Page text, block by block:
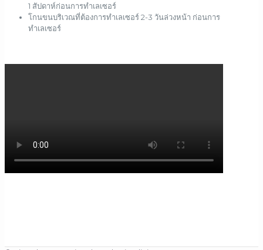
1 สัปดาห์ก่อนการทำเลเซอร์
โกนขนบริเวณที่ต้องการทำเลเซอร์ 2-3 วันล่วงหน้า ก่อนการ
ทำเลเซอร์